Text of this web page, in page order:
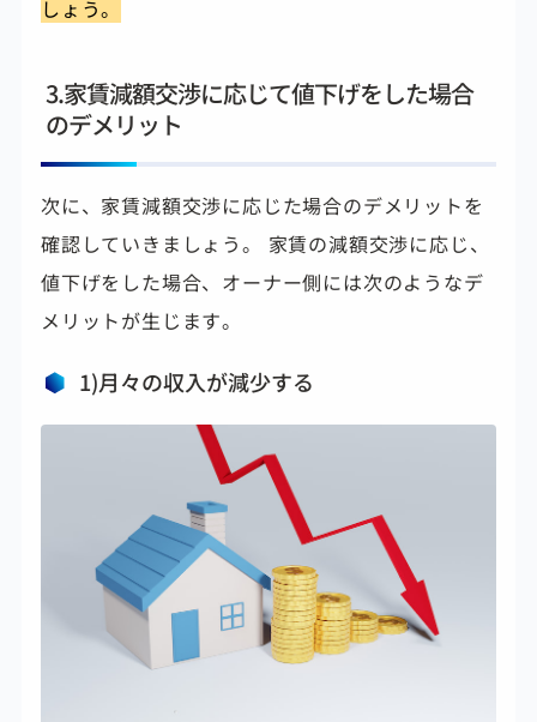
しょう。
3.家賃減額交渉に応じて値下げをした場合
のデメリット
次に、家賃減額交渉に応じた場合のデメリットを
確認していきましょう。 家賃の減額交渉に応じ、
値下げをした場合、オーナー側には次のようなデ
メリットが生じます。
1)月々の収入が減少する